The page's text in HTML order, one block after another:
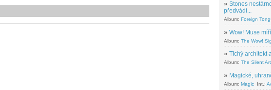
» Stones
předvádí...
Album: Foreign
» Wow! Muse
Album: The Wow!
» Tichý architekt
Album: The Silent
» Magické,
Album: Magic Int.: